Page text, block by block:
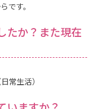
です。
たか？また現在
常生活）